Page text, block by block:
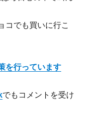
コでも買いに行こ
を行っています
でもコメントを受け